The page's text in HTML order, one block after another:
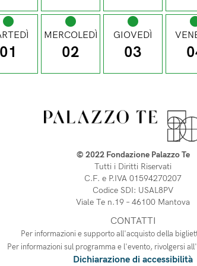
01
MERCOLEDÌ
02
GIOVEDÌ
03
© 2022 Fondazione Palazzo Te
Tutti i Diritti Riservati
C.F. e P.IVA 01594270207
Codice SDI: USAL8PV
Viale Te n.19 – 46100 Mantova
CONTATTI
Per informazioni e supporto all'acquisto della
Per informazioni sul programma e l'evento, rivolgersi all'
Dichiarazione di accessibilità